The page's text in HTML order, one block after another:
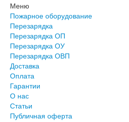
Меню
Пожарное оборудование
Перезарядка
Перезарядка ОП
Перезарядка ОУ
Перезарядка ОВП
Доставка
Оплата
Гарантии
О нас
Статьи
Публичная оферта